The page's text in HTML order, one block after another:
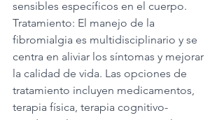
sensibles específicos en el cuerpo.
Tratamiento: El manejo de la
fibromialgia es multidisciplinario y se
centra en aliviar los síntomas y mejorar
la calidad de vida. Las opciones de
tratamiento incluyen medicamentos,
terapia física, terapia cognitivo-